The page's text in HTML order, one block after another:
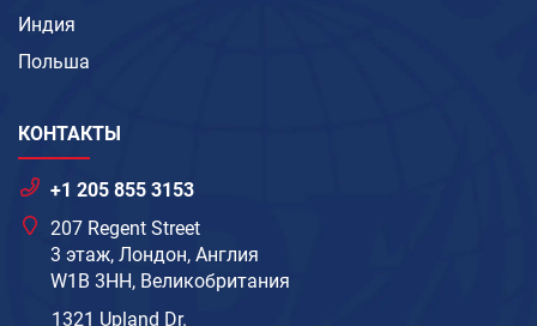
Индия
Польша
КОНТАКТЫ
+1 205 855 3153
207 Regent Street
3 этаж, Лондон, Англия
W1B 3HH, Великобритания
1321 Upland Dr.